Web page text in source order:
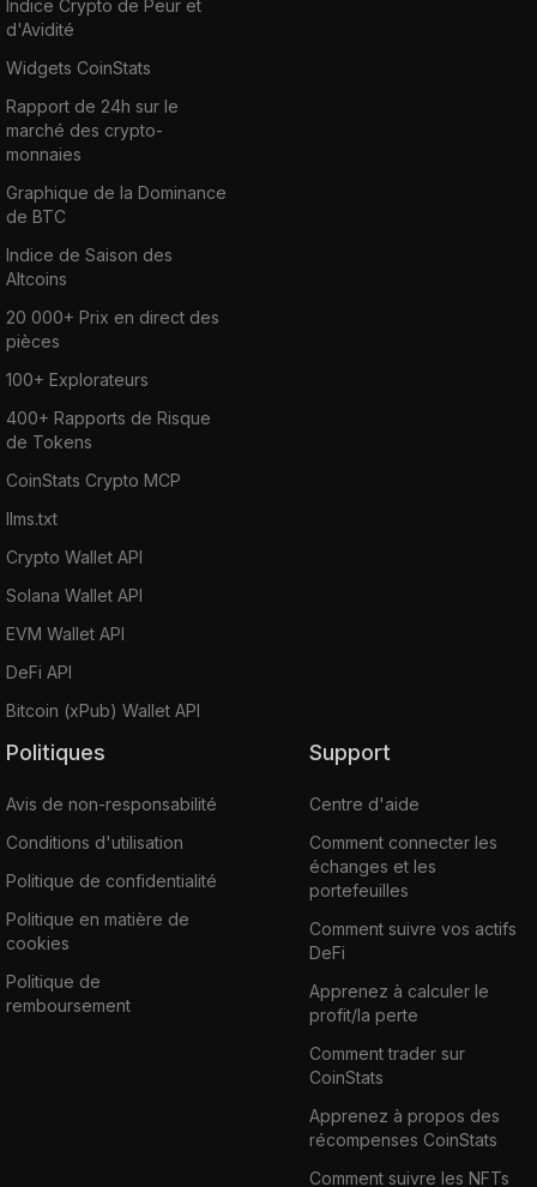
Indice Crypto de Peur et
d'Avidité
Widgets CoinStats
Rapport de 24h sur le
marché des crypto-
monnaies
Graphique de la Dominance
de BTC
Indice de Saison des
Altcoins
20 000+ Prix en direct des
pièces
100+ Explorateurs
400+ Rapports de Risque
de Tokens
CoinStats Crypto MCP
llms.txt
Crypto Wallet API
Solana Wallet API
EVM Wallet API
DeFi API
Bitcoin (xPub) Wallet API
Politiques
Avis de non-responsabilité
Conditions d'utilisation
Politique de confidentialité
Politique en matière de
cookies
Politique de
remboursement
Support
Centre d'aide
Comment connecter les
échanges et les
portefeuilles
Comment suivre vos actifs
DeFi
Apprenez à calculer le
profit/la perte
Comment trader sur
CoinStats
Apprenez à propos des
récompenses CoinStats
Comment suivre les NFTs